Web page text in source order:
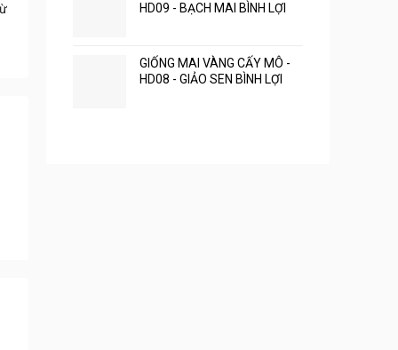
HD09 - BẠCH MAI BÌNH LỢI
GIỐNG MAI VÀNG CẤY MÔ -
HD08 - GIẢO SEN BÌNH LỢI